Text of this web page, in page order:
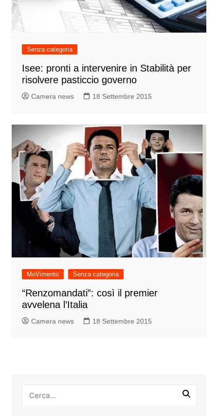
Senza categoria
Isee: pronti a intervenire in Stabilità per
risolvere pasticcio governo
Camera news 18 Settembre 2015
MoVimento Senza categoria
“Renzomandati”: così il premier
avvelena l’Italia
Camera news 18 Settembre 2015